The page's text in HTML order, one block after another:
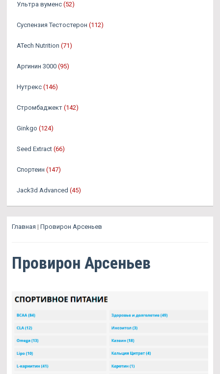
Ультра вуменс (52)
Суспензия Тестостерон (112)
ATech Nutrition (71)
Аргинин 3000 (95)
Нутрекс (146)
Стромбаджект (142)
Ginkgo (124)
Seed Extract (66)
Спортеин (147)
Jack3d Advanced (45)
Главная | Провирон Арсеньев
Провирон Арсеньев